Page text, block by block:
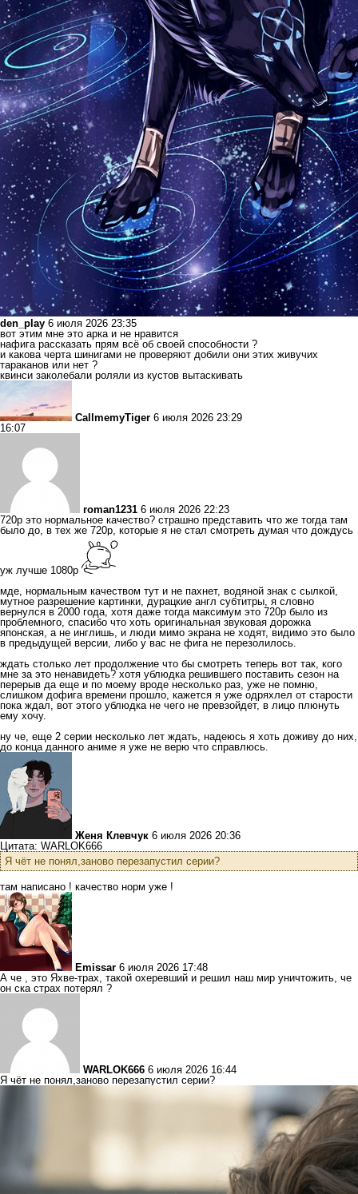
den_play 6 июля 2026 23:35
вот этим мне это арка и не нравится
нафига рассказать прям всё об своей способности ?
и какова черта шинигами не проверяют добили они этих живучих
тараканов или нет ?
квинси заколебали роляли из кустов вытаскивать
CallmemyTiger 6 июля 2026 23:29
16:07
roman1231 6 июля 2026 22:23
720р это нормальное качество? страшно представить что же тогда там
было до, в тех же 720р, которые я не стал смотреть думая что дождусь
уж лучше 1080р
мде, нормальным качеством тут и не пахнет, водяной знак с сылкой,
мутное разрешение картинки, дурацкие англ субтитры, я словно
вернулся в 2000 года, хотя даже тогда максимум это 720р было из
проблемного, спасибо что хоть оригинальная звуковая дорожка
японская, а не инглишь, и люди мимо экрана не ходят, видимо это было
в предыдущей версии, либо у вас не фига не перезолилось.
ждать столько лет продолжение что бы смотреть теперь вот так, кого
мне за это ненавидеть? хотя ублюдка решившего поставить сезон на
перерыв да еще и по моему вроде несколько раз, уже не помню,
слишком дофига времени прошло, кажется я уже одряхлел от старости
пока ждал, вот этого ублюдка не чего не превзойдет, в лицо плюнуть
ему хочу.
ну че, еще 2 серии несколько лет ждать, надеюсь я хоть доживу до них,
до конца данного аниме я уже не верю что справлюсь.
Женя Клевчук 6 июля 2026 20:36
Цитата: WARLOK666
Я чёт не понял,заново перезапустил серии?
там написано ! качество норм уже !
Emissar 6 июля 2026 17:48
А че , это Яхве-трах, такой охеревший и решил наш мир уничтожить, че
он ска страх потерял ?
WARLOK666 6 июля 2026 16:44
Я чёт не понял,заново перезапустил серии?